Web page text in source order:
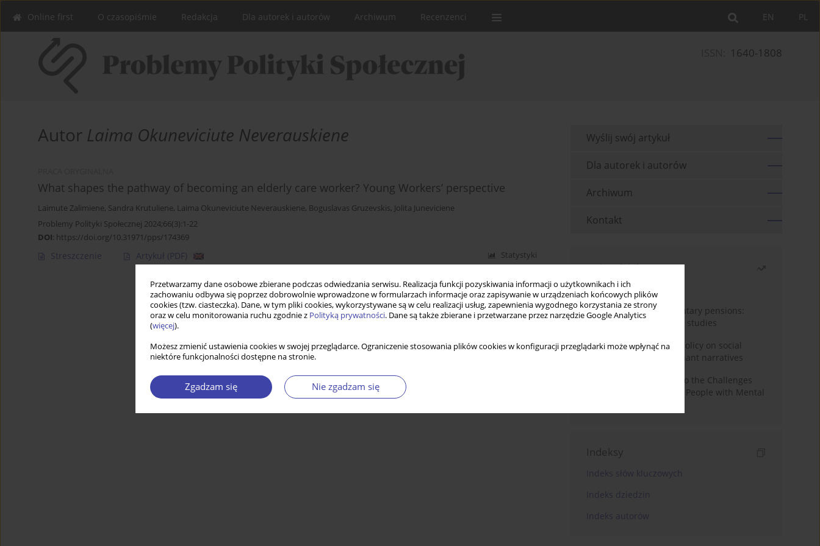
Przetwarzamy dane osobowe zbierane podczas odwiedzania serwisu. Realizacja funkcji pozyskiwania informacji o użytkownikach i ich
zachowaniu odbywa się poprzez dobrowolnie wprowadzone w formularzach informacje oraz zapisywanie w urządzeniach końcowych plików
cookies (tzw. ciasteczka). Dane, w tym pliki cookies, wykorzystywane są w celu realizacji usług, zapewnienia wygodnego korzystania ze strony
oraz w celu monitorowania ruchu zgodnie z Polityką prywatności. Dane są także zbierane i przetwarzane przez narzędzie Google Analytics
(więcej).
Możesz zmienić ustawienia cookies w swojej przeglądarce. Ograniczenie stosowania plików cookies w konfiguracji przeglądarki może wpłynąć na
niektóre funkcjonalności dostępne na stronie.
Zgadzam się Nie zgadzam się
PL
EN
Online first O czasopiśmie Redakcja Dla autorek i autorów Archiwum Recenzenci
1640-1808
Autor Laima Okuneviciute Neverauskiene
What shapes the pathway of becoming an elderly care worker? Young Workers’ perspective
Laimute Zalimiene, Sandra Krutuliene, Laima Okuneviciute Neverauskiene, Boguslavas Gruzevskis, Jolita Juneviciene
Problemy Polityki Społecznej 2024;66(3):1-22
DOI: https://doi.org/10.31971/pps/174369
Streszczenie Artykuł (PDF) Statystyki
Wyślij swój artykuł
Dla autorek i autorów
Archiwum
Kontakt
Najczęściej czytane
Miesiąc
Rok
Auto-enrolment in voluntary pensions:
Comparative OECD case studies
Delegitimizing climate policy on social
media platforms: Dominant narratives
Bibliometric Insights into the Challenges
and Needs of Homeless People with Mental
Indeksy
Indeks słów kluczowych
Indeks dziedzin
Indeks autorów